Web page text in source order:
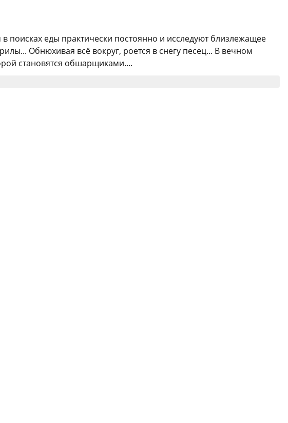
поисках еды практически постоянно и исследуют близлежащее
Обнюхивая всё вокруг, роется в снегу песец... В вечном
становятся обшарщиками....